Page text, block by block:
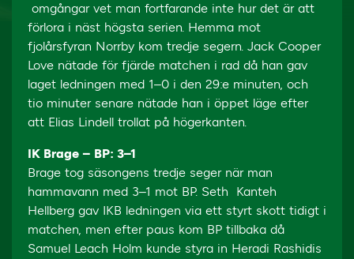
omgångar vet man fortfarande inte hur det är att
förlora i näst högsta serien. Hemma mot
fjolårsfyran Norrby kom tredje segern. Jack Cooper
Love nätade för fjärde matchen i rad då han gav
laget ledningen med 1–0 i den 29:e minuten, och
tio minuter senare nätade han i öppet läge efter
att Elias Lindell trollat på högerkanten.
IK Brage – BP: 3–1
Brage tog säsongens tredje seger när man
hammavann med 3–1 mot BP. Seth Kanteh
Hellberg gav IKB ledningen via ett styrt skott tidigt i
matchen, men efter paus kom BP tillbaka då
Samuel Leach Holm kunde styra in Heradi Rashidis